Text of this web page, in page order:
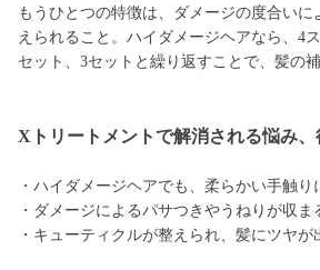
もうひとつの特徴は、ダメージの度合いに
えられること。ハイダメージヘアなら、4
セット、3セットと繰り返すことで、髪の
Xトリートメントで解消される悩み、
・ハイダメージヘアでも、柔らかい手触り
・ダメージによるパサつきやうねりが収ま
・キューティクルが整えられ、髪にツヤが